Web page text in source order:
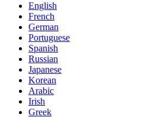
English
French
German
Portuguese
Spanish
Russian
Japanese
Korean
Arabic
Irish
Greek